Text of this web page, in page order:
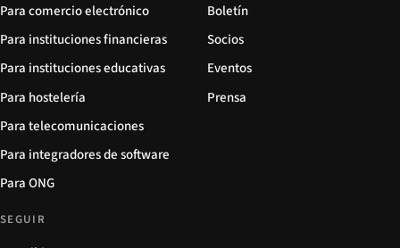
Para comercio electrónico
Para instituciones financieras
Para instituciones educativas
Para hostelería
Para telecomunicaciones
Para integradores de software
Para ONG
Boletín
Socios
Eventos
Prensa
SEGUIR